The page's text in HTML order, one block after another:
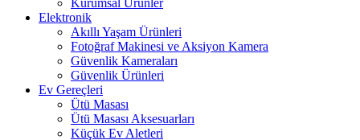
Kurumsal Ürünler
Elektronik
Akıllı Yaşam Ürünleri
Fotoğraf Makinesi ve Aksiyon Kamera
Güvenlik Kameraları
Güvenlik Ürünleri
Ev Gereçleri
Ütü Masası
Ütü Masası Aksesuarları
Küçük Ev Aletleri